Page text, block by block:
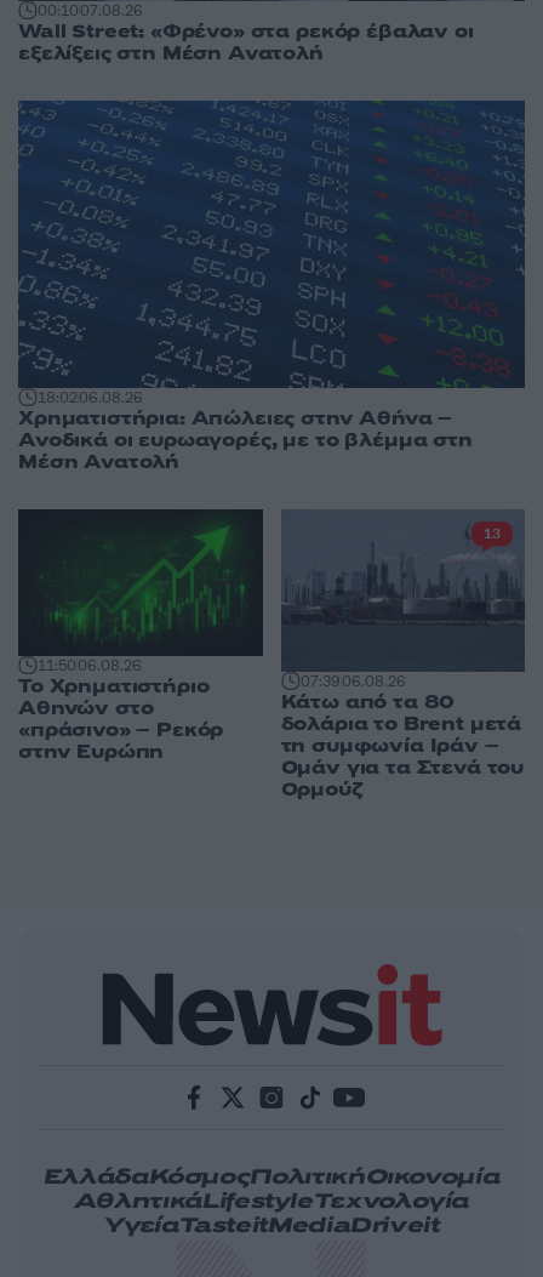
00:1007.08.26
Wall Street: «Φρένο» στα ρεκόρ έβαλαν οι
εξελίξεις στη Μέση Ανατολή
18:0206.08.26
Χρηματιστήρια: Απώλειες στην Αθήνα –
Ανοδικά οι ευρωαγορές, με το βλέμμα στη
Μέση Ανατολή
11:5006.08.26
Το Χρηματιστήριο
Αθηνών στο
«πράσινο» – Ρεκόρ
στην Ευρώπη
07:3906.08.26
Κάτω από τα 80
δολάρια το Brent μετά
τη συμφωνία Ιράν –
Ομάν για τα Στενά του
Ορμούζ
13
ΕλλάδαΚόσμοςΠολιτικήΟικονομία
ΑθλητικάLifestyleΤεχνολογία
ΥγείαTasteitMediaDriveit